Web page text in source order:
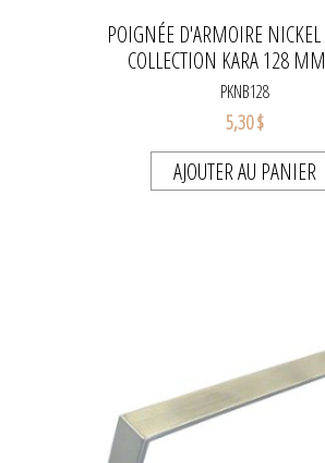
POIGNÉE D'ARMOIRE NICKEL
COLLECTION KARA 128
PKNB128
5,30 $
AJOUTER AU PANIER